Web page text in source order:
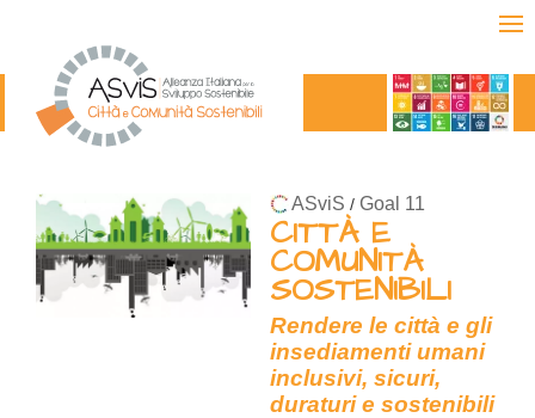
ASviS / Goal 11
CITTÀ E
COMUNITÀ
SOSTENIBILI
Rendere le città e gli
insediamenti umani
inclusivi, sicuri,
duraturi e sostenibili